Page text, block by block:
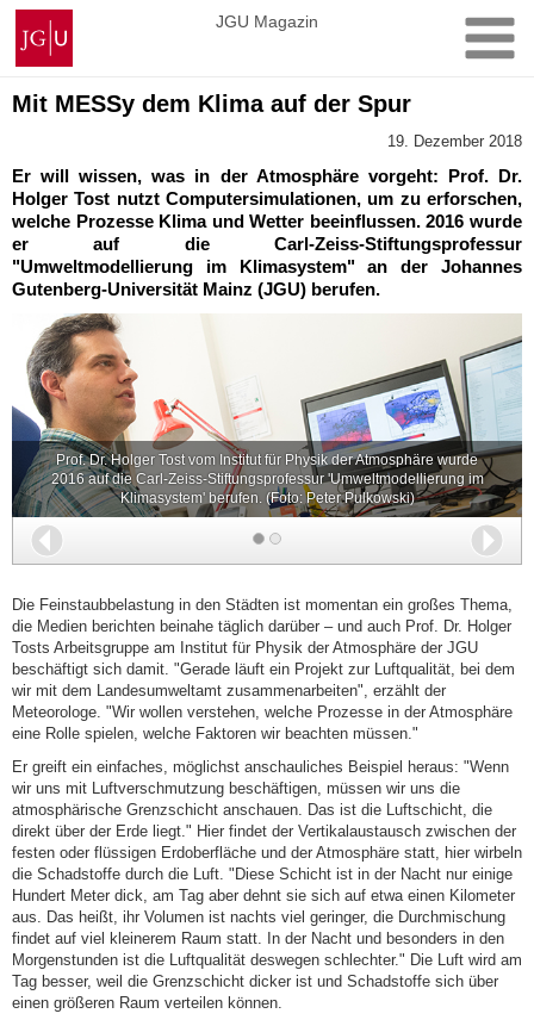
Zum
Inhalt
springen
Johannes
Gutenberg-
Universität
Mainz
JGU Magazin
Mit MESSy dem Klima auf der Spur
19. Dezember 2018
Er will wissen, was in der Atmosphäre vorgeht: Prof. Dr.
Holger Tost nutzt Computersimulationen, um zu erforschen,
welche Prozesse Klima und Wetter beeinflussen. 2016 wurde
er auf die Carl-Zeiss-Stiftungsprofessur
"Umweltmodellierung im Klimasystem" an der Johannes
Gutenberg-Universität Mainz (JGU) berufen.
Prof. Dr. Holger Tost vom Institut für Physik der Atmosphäre wurde
2016 auf die Carl-Zeiss-Stiftungsprofessur 'Umweltmodellierung im
Klimasystem' berufen. (Foto: Peter Pulkowski)
Zurück
Die Feinstaubbelastung in den Städten ist momentan ein großes Thema,
die Medien berichten beinahe täglich darüber – und auch Prof. Dr. Holger
Tosts Arbeitsgruppe am Institut für Physik der Atmosphäre der JGU
beschäftigt sich damit. "Gerade läuft ein Projekt zur Luftqualität, bei dem
wir mit dem Landesumweltamt zusammenarbeiten", erzählt der
Meteorologe. "Wir wollen verstehen, welche Prozesse in der Atmosphäre
eine Rolle spielen, welche Faktoren wir beachten müssen."
Er greift ein einfaches, möglichst anschauliches Beispiel heraus: "Wenn
wir uns mit Luftverschmutzung beschäftigen, müssen wir uns die
atmosphärische Grenzschicht anschauen. Das ist die Luftschicht, die
direkt über der Erde liegt." Hier findet der Vertikalaustausch zwischen der
festen oder flüssigen Erdoberfläche und der Atmosphäre statt, hier wirbeln
die Schadstoffe durch die Luft. "Diese Schicht ist in der Nacht nur einige
Hundert Meter dick, am Tag aber dehnt sie sich auf etwa einen Kilometer
aus. Das heißt, ihr Volumen ist nachts viel geringer, die Durchmischung
findet auf viel kleinerem Raum statt. In der Nacht und besonders in den
Morgenstunden ist die Luftqualität deswegen schlechter." Die Luft wird am
Tag besser, weil die Grenzschicht dicker ist und Schadstoffe sich über
einen größeren Raum verteilen können.